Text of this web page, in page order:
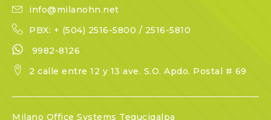
info@milanohn.net
PBX: + (504) 2516-5800 / 2516-5810
9982-8126
2 calle entre 12 y 13 ave. S.O. Apdo. Postal # 69
Milano Office Systems Tegucigalpa